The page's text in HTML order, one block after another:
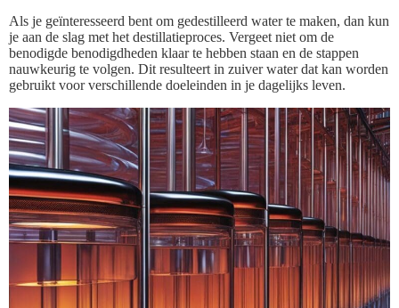
Als je geïnteresseerd bent om gedestilleerd water te maken, dan kun
je aan de slag met het destillatieproces. Vergeet niet om de
benodigde benodigdheden klaar te hebben staan en de stappen
nauwkeurig te volgen. Dit resulteert in zuiver water dat kan worden
gebruikt voor verschillende doeleinden in je dagelijks leven.